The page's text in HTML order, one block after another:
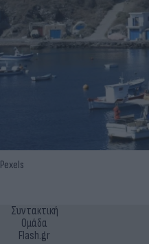
Pexels
Συντακτική
Ομάδα
Flash.gr